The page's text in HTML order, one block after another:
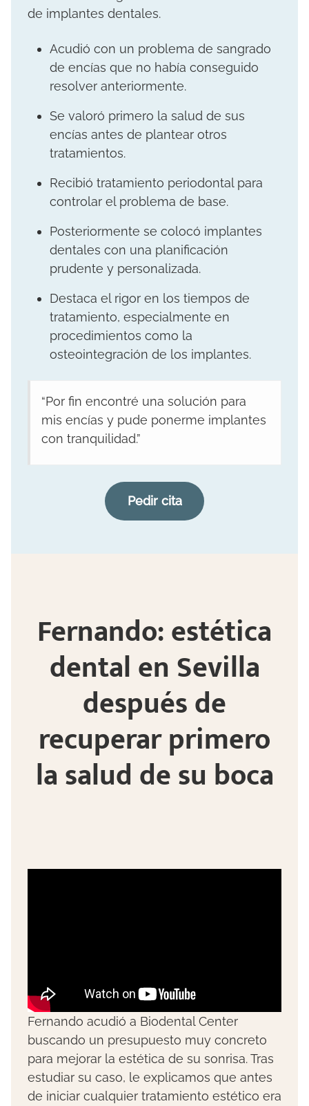
de implantes dentales.
Acudió con un problema de sangrado
de encías que no había conseguido
resolver anteriormente.
Se valoró primero la salud de sus
encías antes de plantear otros
tratamientos.
Recibió tratamiento periodontal para
controlar el problema de base.
Posteriormente se colocó implantes
dentales con una planificación
prudente y personalizada.
Destaca el rigor en los tiempos de
tratamiento, especialmente en
procedimientos como la
osteointegración de los implantes.
“Por fin encontré una solución para
mis encías y pude ponerme implantes
con tranquilidad.”
Pedir cita
Fernando: estética
dental en Sevilla
después de
recuperar primero
la salud de su boca
Fernando acudió a Biodental Center
buscando un presupuesto muy concreto
para mejorar la estética de su sonrisa. Tras
estudiar su caso, le explicamos que antes
de iniciar cualquier tratamiento estético era